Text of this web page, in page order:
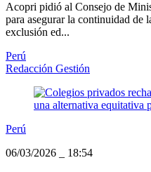
Acopri pidió al Consejo de
para asegurar la continuidad de
exclusión ed...
Perú
Redacción Gestión
Perú
06/03/2026
18:54